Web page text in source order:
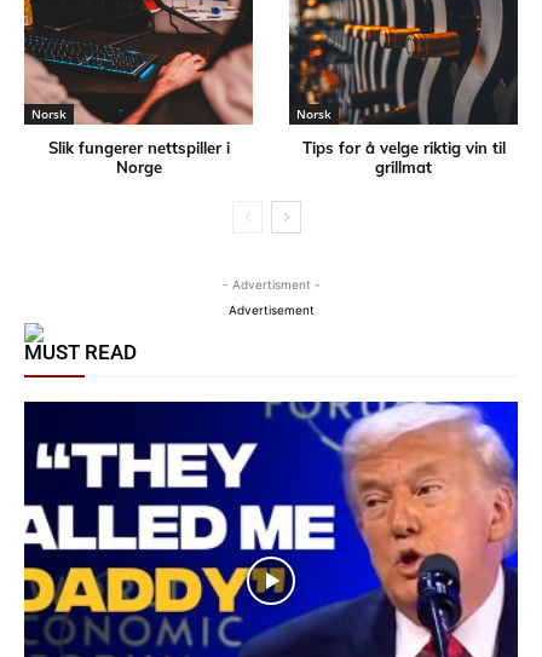
Norsk
Slik fungerer nettspiller i
Norge
Norsk
Tips for å velge riktig vin til
grillmat
- Advertisment -
Advertisement
MUST READ